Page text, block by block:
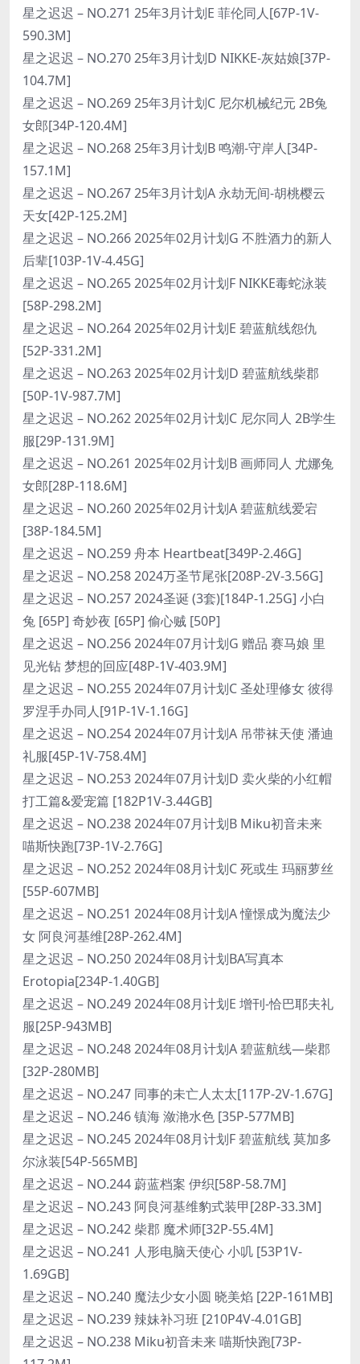
星之迟迟 – NO.271 25年3月计划E 菲伦同人[67P-1V-
590.3M]
星之迟迟 – NO.270 25年3月计划D NIKKE-灰姑娘[37P-
104.7M]
星之迟迟 – NO.269 25年3月计划C 尼尔机械纪元 2B兔
女郎[34P-120.4M]
星之迟迟 – NO.268 25年3月计划B 鸣潮-守岸人[34P-
157.1M]
星之迟迟 – NO.267 25年3月计划A 永劫无间-胡桃樱云
天女[42P-125.2M]
星之迟迟 – NO.266 2025年02月计划G 不胜酒力的新人
后辈[103P-1V-4.45G]
星之迟迟 – NO.265 2025年02月计划F NIKKE毒蛇泳装
[58P-298.2M]
星之迟迟 – NO.264 2025年02月计划E 碧蓝航线怨仇
[52P-331.2M]
星之迟迟 – NO.263 2025年02月计划D 碧蓝航线柴郡
[50P-1V-987.7M]
星之迟迟 – NO.262 2025年02月计划C 尼尔同人 2B学生
服[29P-131.9M]
星之迟迟 – NO.261 2025年02月计划B 画师同人 尤娜兔
女郎[28P-118.6M]
星之迟迟 – NO.260 2025年02月计划A 碧蓝航线爱宕
[38P-184.5M]
星之迟迟 – NO.259 舟本 Heartbeat[349P-2.46G]
星之迟迟 – NO.258 2024万圣节尾张[208P-2V-3.56G]
星之迟迟 – NO.257 2024圣诞 (3套)[184P-1.25G] 小白
兔 [65P] 奇妙夜 [65P] 偷心贼 [50P]
星之迟迟 – NO.256 2024年07月计划G 赠品 赛马娘 里
见光钻 梦想的回应[48P-1V-403.9M]
星之迟迟 – NO.255 2024年07月计划C 圣处理修女 彼得
罗涅手办同人[91P-1V-1.16G]
星之迟迟 – NO.254 2024年07月计划A 吊带袜天使 潘迪
礼服[45P-1V-758.4M]
星之迟迟 – NO.253 2024年07月计划D 卖火柴的小红帽
打工篇&爱宠篇 [182P1V-3.44GB]
星之迟迟 – NO.238 2024年07月计划B Miku初音未来
喵斯快跑[73P-1V-2.76G]
星之迟迟 – NO.252 2024年08月计划C 死或生 玛丽萝丝
[55P-607MB]
星之迟迟 – NO.251 2024年08月计划A 憧憬成为魔法少
女 阿良河基维[28P-262.4M]
星之迟迟 – NO.250 2024年08月计划BA写真本
Erotopia[234P-1.40GB]
星之迟迟 – NO.249 2024年08月计划E 增刊-恰巴耶夫礼
服[25P-943MB]
星之迟迟 – NO.248 2024年08月计划A 碧蓝航线—柴郡
[32P-280MB]
星之迟迟 – NO.247 同事的未亡人太太[117P-2V-1.67G]
星之迟迟 – NO.246 镇海 潋滟水色 [35P-577MB]
星之迟迟 – NO.245 2024年08月计划F 碧蓝航线 莫加多
尔泳装[54P-565MB]
星之迟迟 – NO.244 蔚蓝档案 伊织[58P-58.7M]
星之迟迟 – NO.243 阿良河基维豹式装甲[28P-33.3M]
星之迟迟 – NO.242 柴郡 魔术师[32P-55.4M]
星之迟迟 – NO.241 人形电脑天使心 小叽 [53P1V-
1.69GB]
星之迟迟 – NO.240 魔法少女小圆 晓美焰 [22P-161MB]
星之迟迟 – NO.239 辣妹补习班 [210P4V-4.01GB]
星之迟迟 – NO.238 Miku初音未来 喵斯快跑[73P-